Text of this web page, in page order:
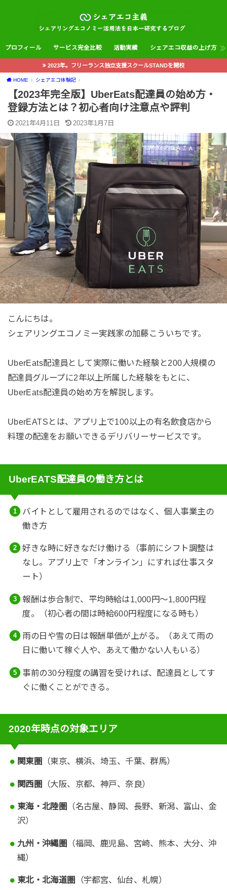
プロフィール サービス完全比較 活動実績 シェアエコ収益の上げ方
2023年。フリーランス独立支援スクールSTANDを開校
HOME シェアエコ体験記
【2023年完全版】UberEats配達員の始め方・
登録方法とは？初心者向け注意点や評判
2021年4月11日 2023年1月7日
こんにちは。
シェアリングエコノミー実践家の加藤こういちです。
UberEats配達員として実際に働いた経験と200人規模の
配達員グループに2年以上所属した経験をもとに、
UberEats配達員の始め方を解説します。
UberEATSとは、アプリ上で100以上の有名飲食店から
料理の配達をお願いできるデリバリーサービスです。
UberEATS配達員の働き方とは
バイトとして雇用されるのではなく、個人事業主の
働き方
好きな時に好きなだけ働ける（事前にシフト調整は
なし。アプリ上で「オンライン」にすれば仕事スタ
ート）
報酬は歩合制で、平均時給は1,000円～1,800円程
度。（初心者の間は時給600円程度になる時も）
雨の日や雪の日は報酬単価が上がる。（あえて雨の
日に働いて稼ぐ人や、あえて働かない人もいる）
事前の30分程度の講習を受ければ、配達員としてす
ぐに働くことができる。
2020年時点の対象エリア
関東圏 （東京、横浜、埼玉、千葉、群馬）
関西圏 （大阪、京都、神戸、奈良）
東海・北陸圏
（名古屋、静岡、長野、新潟、富山、金
沢）
九州・沖縄圏
（福岡、鹿児島、宮崎、熊本、大分、沖
縄）
東北・北海道圏 （宇都宮、仙台、札幌）